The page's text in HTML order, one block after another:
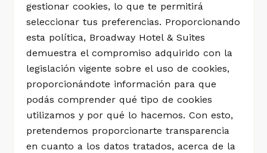
gestionar cookies, lo que te permitirá
seleccionar tus preferencias. Proporcionando
esta política, Broadway Hotel & Suites
demuestra el compromiso adquirido con la
legislación vigente sobre el uso de cookies,
proporcionándote información para que
podás comprender qué tipo de cookies
utilizamos y por qué lo hacemos. Con esto,
pretendemos proporcionarte transparencia
en cuanto a los datos tratados, acerca de la